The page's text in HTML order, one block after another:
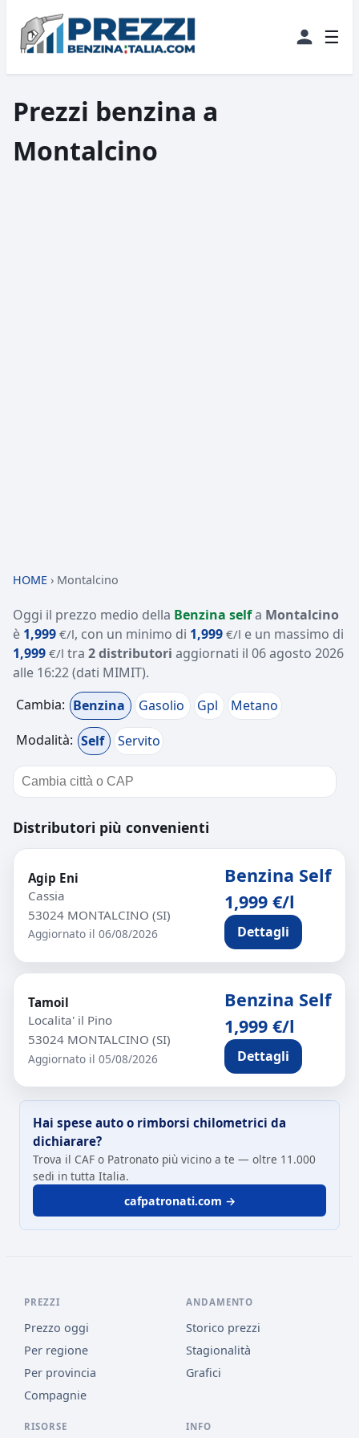
☰
Prezzi benzina a
Montalcino
HOME › Montalcino
Oggi il prezzo medio della Benzina selfa Montalcino
è 1,999 €/l, con un minimo di 1,999 €/l e un massimo di
1,999 €/l tra 2 distributori aggiornati il 06 agosto 2026
alle 16:22(dati MIMIT).
Cambia: Benzina Gasolio Gpl
Metano
Modalità: Self Servito
Distributori più convenienti
Agip Eni
Cassia
53024 MONTALCINO (SI)
Aggiornato il 06/08/2026
Benzina Self
1,999 €/l
Dettagli
Tamoil
Localita' il Pino
53024 MONTALCINO (SI)
Aggiornato il 05/08/2026
Benzina Self
1,999 €/l
Dettagli
Hai spese auto o rimborsi chilometrici da
dichiarare?
Trova il CAF o Patronato più vicino a te — oltre 11.000
sedi in tutta Italia.
cafpatronati.com →
PREZZI
Prezzo oggi
Per regione
Per provincia
Compagnie
ANDAMENTO
Storico prezzi
Stagionalità
Grafici
RISORSE INFO